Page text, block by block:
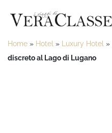
Home » Hotel » Luxury Hotel »
discreto al Lago di Lugano